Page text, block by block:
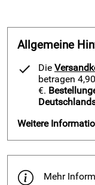
Beständigkeit
schlecht
Beständigkeit
Beständigkeit
Allgemeine
Die
betragen
€.
Weitere
Mehr